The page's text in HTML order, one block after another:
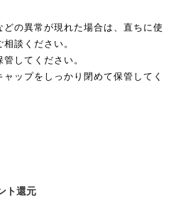
の異常が現れた場合は、直ちに使
談ください。
してください。
ップをしっかり閉めて保管してく
ト還元